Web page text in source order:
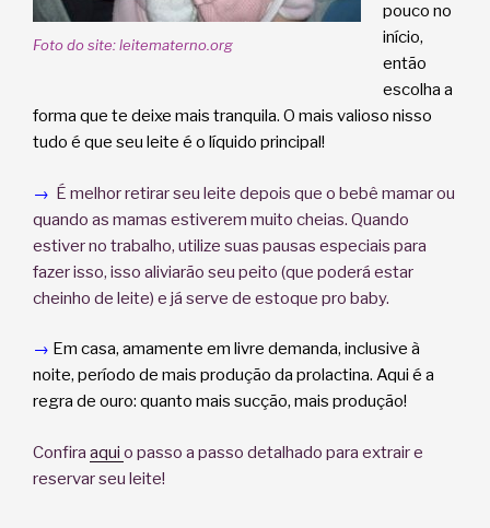
Foto do site: leitematerno.org
pouco no
início,
então
escolha a
forma que te deixe mais tranquila. O mais valioso nisso
tudo é que seu leite é o líquido principal!
→ É melhor retirar seu leite depois que o bebê mamar ou
quando as mamas estiverem muito cheias. Quando
estiver no trabalho, utilize suas pausas especiais para
fazer isso, isso aliviarão seu peito (que poderá estar
cheinho de leite) e já serve de estoque pro baby.
→ Em casa, amamente em livre demanda, inclusive à
noite, período de mais produção da prolactina. Aqui é a
regra de ouro: quanto mais sucção, mais produção!
Confira aqui o passo a passo detalhado para extrair e
reservar seu leite!